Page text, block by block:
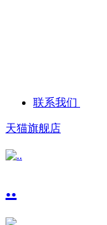
联系我们
天猫旗舰店
..